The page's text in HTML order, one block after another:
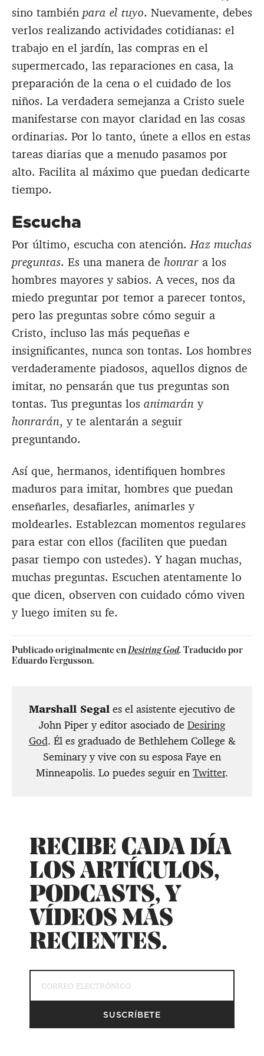
sino también para el tuyo. Nuevamente, debes
verlos realizando actividades cotidianas: el
trabajo en el jardín, las compras en el
supermercado, las reparaciones en casa, la
preparación de la cena o el cuidado de los
niños. La verdadera semejanza a Cristo suele
manifestarse con mayor claridad en las cosas
ordinarias. Por lo tanto, únete a ellos en estas
tareas diarias que a menudo pasamos por
alto. Facilita al máximo que puedan dedicarte
tiempo.
Escucha
Por último, escucha con atención.Haz muchas
preguntas. Es una manera de honrar a los
hombres mayores y sabios. A veces, nos da
miedo preguntar por temor a parecer tontos,
pero las preguntas sobre cómo seguir a
Cristo, incluso las más pequeñas e
insignificantes, nunca son tontas. Los hombres
verdaderamente piadosos, aquellos dignos de
imitar, no pensarán que tus preguntas son
tontas. Tus preguntas los animarán y
honrarán, y te alentarán a seguir
preguntando.
Así que, hermanos, identifiquen hombres
maduros para imitar, hombres que puedan
enseñarles, desafiarles, animarles y
moldearles. Establezcan momentos regulares
para estar con ellos (faciliten que puedan
pasar tiempo con ustedes). Y hagan muchas,
muchas preguntas. Escuchen atentamente lo
que dicen, observen con cuidado cómo viven
y luego imiten su fe.
Publicado originalmente enDesiring God. Traducido por
Eduardo Fergusson.
Marshall Segal es el asistente ejecutivo de
John Piper y editor asociado de Desiring
God. Él es graduado de Bethlehem College &
Seminary y vive con su esposa Faye en
Minneapolis. Lo puedes seguir en Twitter.
RECIBE CADA DÍA
LOS ARTÍCULOS,
PODCASTS, Y
VÍDEOS MÁS
RECIENTES.